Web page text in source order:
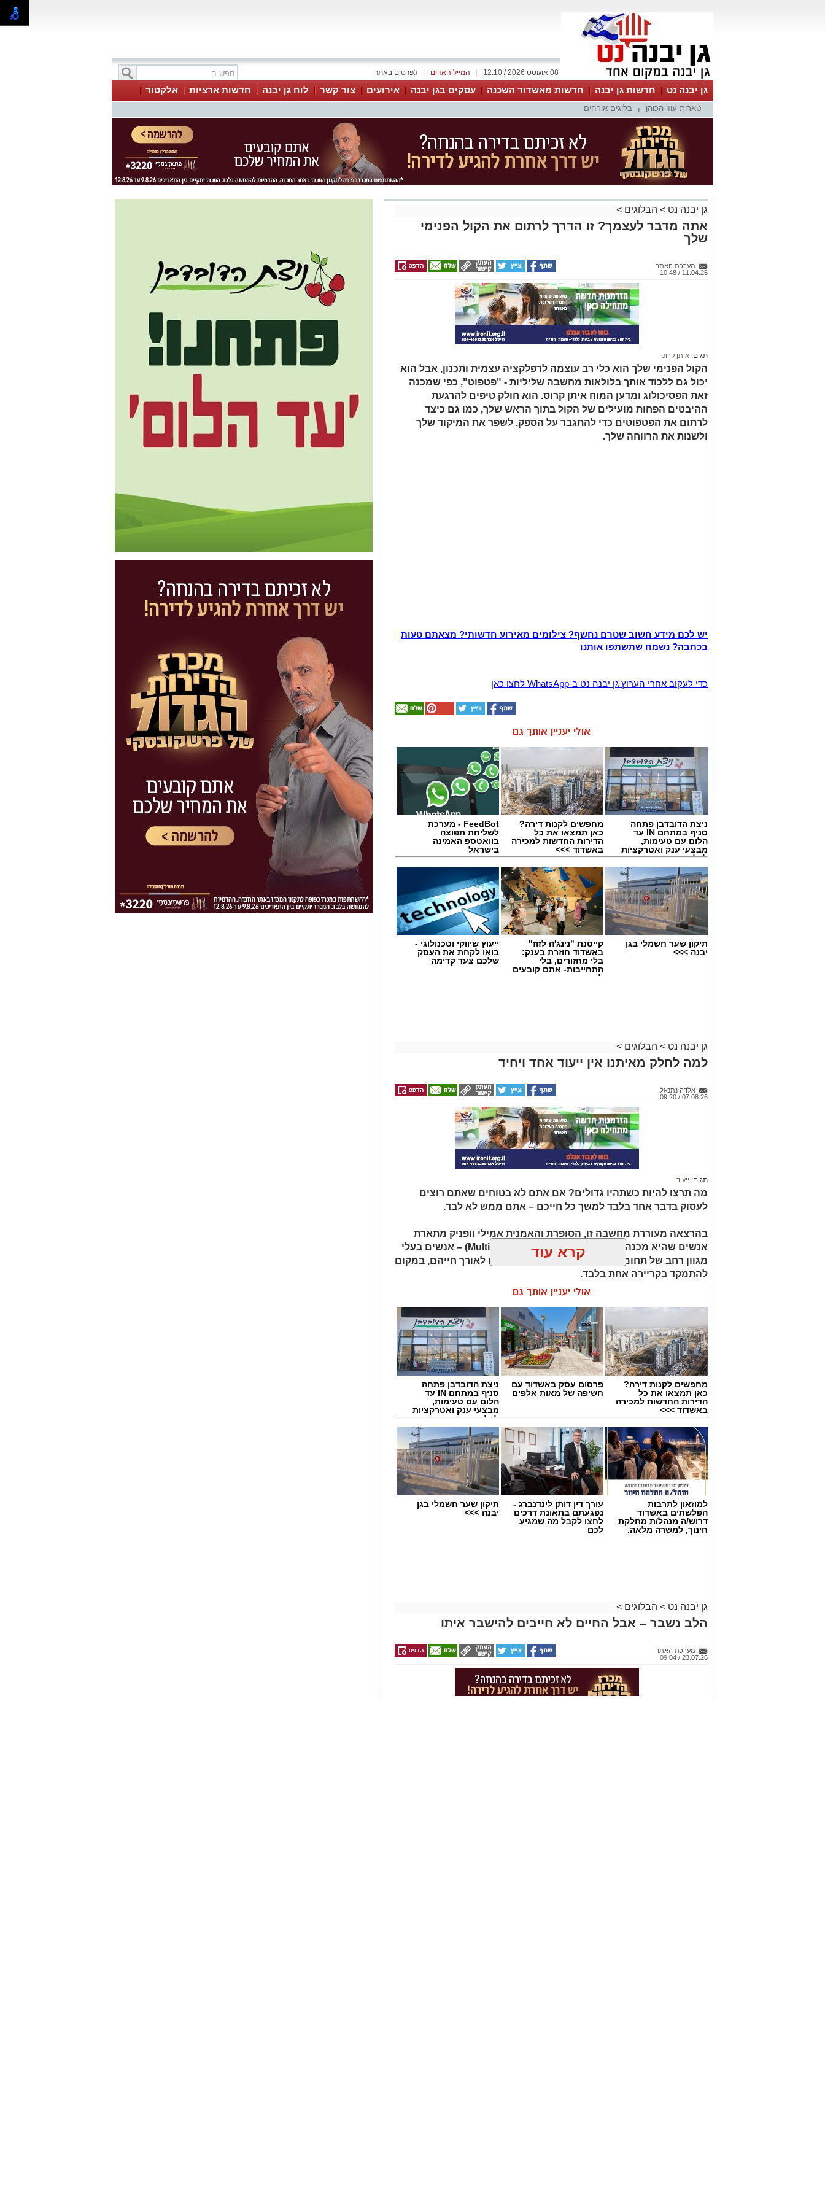
לפרסום באתר המייל האדום 08 אוגוסט 2026 / 12:10
גן יבנה נט חדשות גן יבנה חדשות מאשדוד השכנה עסקים בגן יבנה אירועים צור קשר לוח גן יבנה חדשות ארציות
אלקטור
MyKehila
טארות עוזי הכוהן בלוגים אורחים
גן יבנה נט > הבלוגים >
אתה מדבר לעצמך? זו הדרך לרתום את הקול הפנימי
שלך
מערכת האתר
11.04.25 / 10:48
תגים: איתן קרוס
הקול הפנימי שלך הוא כלי רב עוצמה לרפלקציה עצמית ותכנון, אבל הוא
יכול גם ללכוד אותך בלולאות מחשבה שליליות - "פטפוט", כפי שמכנה
זאת הפסיכולוג ומדען המוח איתן קרוס. הוא חולק טיפים להרגעת
ההיבטים הפחות מועילים של הקול בתוך הראש שלך, כמו גם כיצד
לרתום את הפטפוטים כדי להתגבר על הספק, לשפר את המיקוד שלך
ולשנות את הרווחה שלך.
יש לכם מידע חשוב שטרם נחשף? צילומים מאירוע חדשותי? מצאתם טעות
בכתבה? נשמח שתשתפו אותנו
‏כדי לעקוב אחרי הערוץ גן יבנה נט ב-WhatsApp לחצו כאן
אולי יעניין אותך גם
ניצת הדובדבן פתחה
סניף במתחם IN עד
הלום עם טעימות,
מבצעי ענק ואטרקציות
לכל המשפחה
מחפשים לקנות דירה?
כאן תמצאו את כל
הדירות החדשות למכירה
באשדוד >>>
FeedBot - מערכת
לשליחת תפוצה
בוואטספ האמינה
בישראל
תיקון שער חשמלי בגן
יבנה >>>
קייטנת "נינג'ה לזוז"
באשדוד חוזרת בענק:
בלי מחזורים, בלי
התחייבות- אתם קובעים
לכמה ואיזה ימים
ייעוץ שיווקי וטכנולוגי -
בואו לקחת את העסק
שלכם צעד קדימה
גן יבנה נט > הבלוגים >
למה לחלק מאיתנו אין ייעוד אחד ויחיד
אלדה נתנאל
07.08.26 / 09:20
תגים: ייעוד
מה תרצו להיות כשתהיו גדולים? אם אתם לא בטוחים שאתם רוצים
לעסוק בדבר אחד בלבד למשך כל חייכם – אתם ממש לא לבד.
בהרצאה מעוררת מחשבה זו, הסופרת והאמנית אמילי וופניק מתארת
אנשים שהיא מכנה "רבי־פוטנציאל" (Multipotentialites) – אנשים בעלי
מגוון רחב של תחומי עניין, כישורים ועיסוקים שונים לאורך חייהם, במקום
להתמקד בקריירה אחת בלבד.
יש לכם מידע חשוב שטרם נחשף? צילומים מאירוע חדשותי? מצאתם טעות
בכתבה? נשמח שתשתפו אותנו
קרא עוד
אולי יעניין אותך גם
מחפשים לקנות דירה?
כאן תמצאו את כל
הדירות החדשות למכירה
באשדוד >>>
פרסום עסק באשדוד עם
חשיפה של מאות אלפים
ניצת הדובדבן פתחה
סניף במתחם IN עד
הלום עם טעימות,
מבצעי ענק ואטרקציות
לכל המשפחה
למוזאון לתרבות
הפלשתים באשדוד
דרוש/ה מנהל/ת מחלקת
חינוך, למשרה מלאה.
עורך דין דותן לינדנברג -
נפגעתם בתאונת דרכים
לחצו לקבל מה שמגיע
לכם
תיקון שער חשמלי בגן
יבנה >>>
גן יבנה נט > הבלוגים >
הלב נשבר – אבל החיים לא חייבים להישבר איתו
מערכת האתר
23.07.26 / 09:04